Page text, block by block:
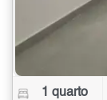
1 quarto